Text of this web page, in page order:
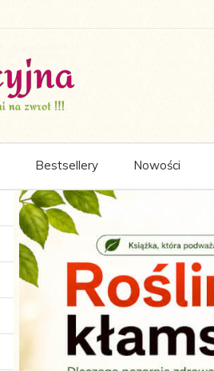
Bestsellery Nowości